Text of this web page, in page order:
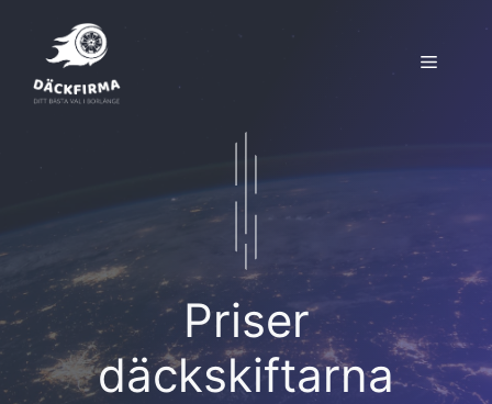
innehåll
Meny
Priser
däckskiftarna